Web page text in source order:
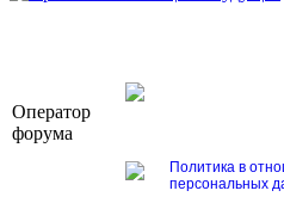
Оператор
форума
Тел. +7 (812) 327-
Политика в
персональных